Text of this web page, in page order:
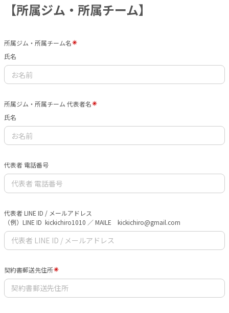
【所属ジム・所属チーム】
所属ジム・所属チーム名
氏名
所属ジム・所属チーム 代表者名
氏名
代表者 電話番号
代表者 LINE ID / メールアドレス
（例）LINE ID kickichiro1010 ／ MAILE kickichiro@gmail.com
契約書郵送先住所